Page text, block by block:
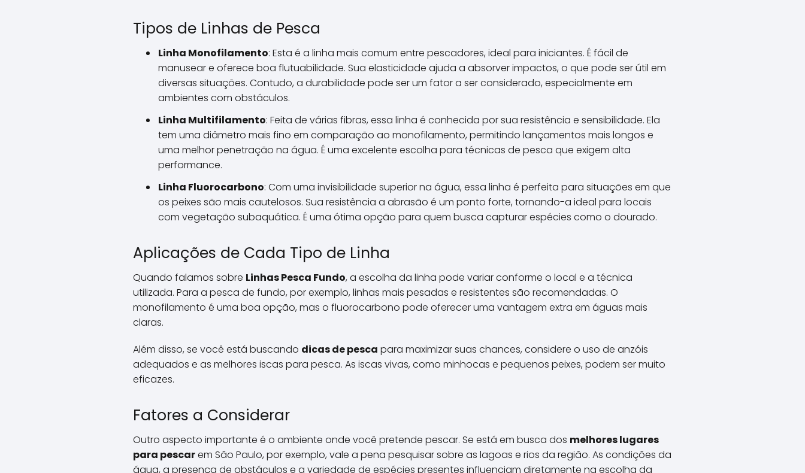
Tipos de Linhas de Pesca
Linha Monofilamento: Esta é a linha mais comum entre pescadores, ideal para iniciantes. É fácil de
manusear e oferece boa flutuabilidade. Sua elasticidade ajuda a absorver impactos, o que pode ser útil em
diversas situações. Contudo, a durabilidade pode ser um fator a ser considerado, especialmente em
ambientes com obstáculos.
Linha Multifilamento: Feita de várias fibras, essa linha é conhecida por sua resistência e sensibilidade. Ela
tem uma diâmetro mais fino em comparação ao monofilamento, permitindo lançamentos mais longos e
uma melhor penetração na água. É uma excelente escolha para técnicas de pesca que exigem alta
performance.
Linha Fluorocarbono: Com uma invisibilidade superior na água, essa linha é perfeita para situações em que
os peixes são mais cautelosos. Sua resistência a abrasão é um ponto forte, tornando-a ideal para locais
com vegetação subaquática. É uma ótima opção para quem busca capturar espécies como o dourado.
Aplicações de Cada Tipo de Linha
Quando falamos sobre Linhas Pesca Fundo, a escolha da linha pode variar conforme o local e a técnica
utilizada. Para a pesca de fundo, por exemplo, linhas mais pesadas e resistentes são recomendadas. O
monofilamento é uma boa opção, mas o fluorocarbono pode oferecer uma vantagem extra em águas mais
claras.
Além disso, se você está buscando dicas de pesca para maximizar suas chances, considere o uso de anzóis
adequados e as melhores iscas para pesca. As iscas vivas, como minhocas e pequenos peixes, podem ser muito
eficazes.
Fatores a Considerar
Outro aspecto importante é o ambiente onde você pretende pescar. Se está em busca dos melhores lugares
para pescarem São Paulo, por exemplo, vale a pena pesquisar sobre as lagoas e rios da região. As condições da
água, a presença de obstáculos e a variedade de espécies presentes influenciam diretamente na escolha da